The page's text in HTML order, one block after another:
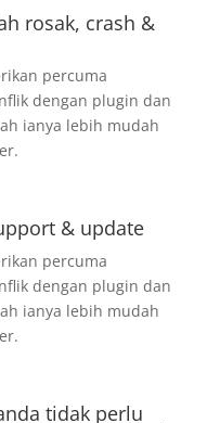
rosak, crash &
percuma
dengan plugin dan
ianya lebih mudah
& update
percuma
dengan plugin dan
ianya lebih mudah
tidak perlu